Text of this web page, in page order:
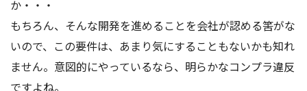
か・・・
もちろん、そんな開発を進めることを会社が認める筈がな
いので、この要件は、あまり気にすることもないかも知れ
ません。意図的にやっているなら、明らかなコンプラ違反
ですよね。